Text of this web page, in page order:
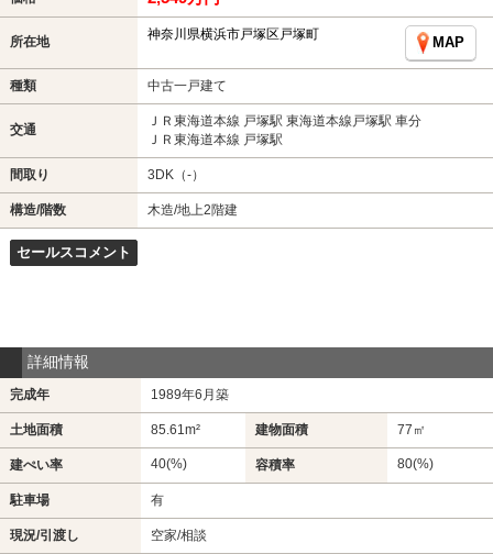
所在地 神奈川県横浜市戸塚区戸塚町
MAP
種類 中古一戸建て
交通
ＪＲ東海道本線 戸塚駅 東海道本線戸塚駅 車分
ＪＲ東海道本線 戸塚駅
間取り 3DK（-）
構造/階数 木造/地上2階建
セールスコメント
詳細情報
完成年 1989年6月築
土地面積 85.61m² 建物面積 77㎡
建ぺい率 40(%) 容積率 80(%)
駐車場 有
現況/引渡し 空家/相談